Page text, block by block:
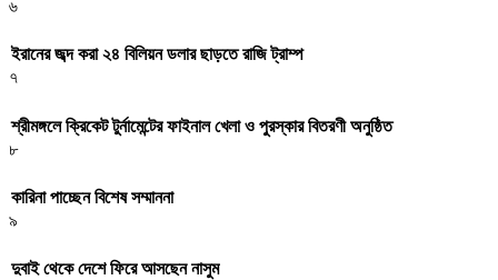
৬
ইরানের জব্দ করা ২৪ বিলিয়ন ডলার ছাড়তে রাজি ট্রাম্প
৭
শ্রীমঙ্গলে ক্রিকেট টুর্নামেন্টের ফাইনাল খেলা ও পুরস্কার বিতরণী অনুষ্ঠিত
৮
কারিনা পাচ্ছেন বিশেষ সম্মাননা
৯
দুবাই থেকে দেশে ফিরে আসছেন নাসুম